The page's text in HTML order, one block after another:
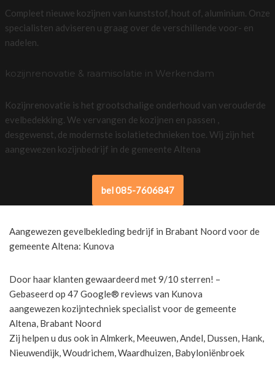
Compleet nieuwe kozijnen van kunststof, hout of, aluminium. Onze
specialisten adviseren u graag over de verschillende voor- en
nadelen.
kozijnrenovatie & raamisolatie in Werkendam
Kozijnrenovatie is het grootschalige onderhoud van verouderde
evelbedekking. We vervangen de kozijnen en passen ,
desgewenst, de modernste isolatietechnieken toe. Wij zijn het
aangewezen kozijnbedrijf in de gemeente Altena
bel 085-7606847
Aangewezen gevelbekleding bedrijf in Brabant Noord voor de
gemeente Altena: Kunova
Door haar klanten gewaardeerd met 9/10 sterren! –
Gebaseerd op 47 Google® reviews van Kunova
aangewezen kozijntechniek specialist voor de gemeente
Altena, Brabant Noord
Zij helpen u dus ook in Almkerk, Meeuwen, Andel, Dussen, Hank,
Nieuwendijk, Woudrichem, Waardhuizen, Babyloniënbroek